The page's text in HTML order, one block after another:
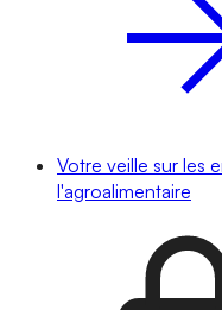
Votre veille sur les
l'agroalimentaire